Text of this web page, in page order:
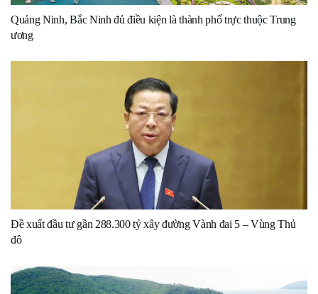
Quảng Ninh, Bắc Ninh đủ điều kiện là thành phố trực thuộc Trung
ương
Đề xuất đầu tư gần 288.300 tỷ xây đường Vành đai 5 – Vùng Thủ
đô